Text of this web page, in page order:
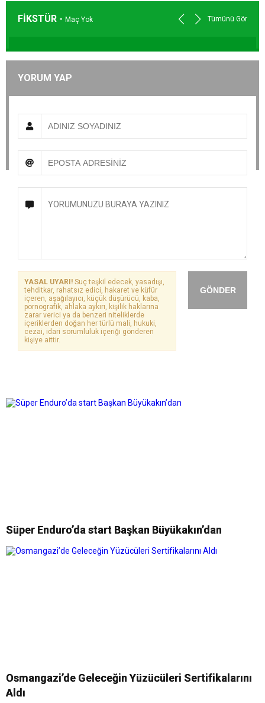
FİKSTÜR - Maç Yok Tümünü Gör
YORUM YAP
GÖNDER
YASAL UYARI! Suç teşkil edecek, yasadışı,
tehditkar, rahatsız edici, hakaret ve küfür
içeren, aşağılayıcı, küçük düşürücü, kaba,
pornografik, ahlaka aykırı, kişilik haklarına
zarar verici ya da benzeri niteliklerde
içeriklerden doğan her türlü mali, hukuki,
cezai, idari sorumluluk içeriği gönderen
kişiye aittir.
Süper Enduro’da start Başkan Büyükakın’dan
Osmangazi’de Geleceğin Yüzücüleri Sertifikalarını
Aldı